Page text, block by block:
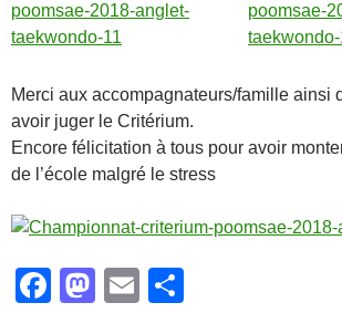
Merci aux accompagnateurs/famille ainsi
avoir juger le Critérium.
Encore félicitation à tous pour avoir
de l’école malgré le stress
F
M E